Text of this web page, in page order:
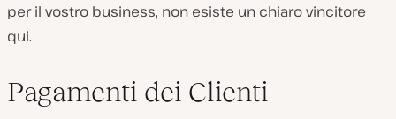
per il vostro business, non esiste un chiaro vincitore
qui.
Pagamenti dei Clienti